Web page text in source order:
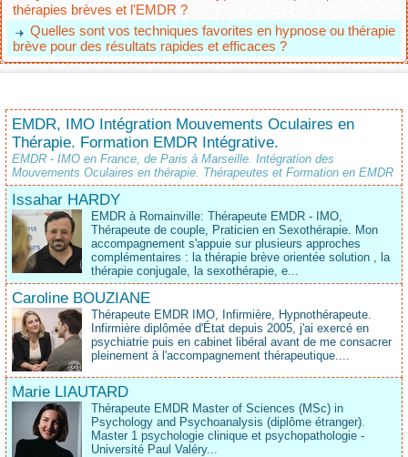
thérapies brèves et l'EMDR ?
Quelles sont vos techniques favorites en hypnose ou thérapie
brève pour des résultats rapides et efficaces ?
EMDR, IMO Intégration Mouvements Oculaires en
Thérapie. Formation EMDR Intégrative.
EMDR - IMO en France, de Paris à Marseille. Intégration des
Mouvements Oculaires en thérapie. Thérapeutes et Formation en EMDR
Issahar HARDY
EMDR à Romainville: Thérapeute EMDR - IMO,
Thérapeute de couple, Praticien en Sexothérapie. Mon
accompagnement s'appuie sur plusieurs approches
complémentaires : la thérapie brève orientée solution , la
thérapie conjugale, la sexothérapie, e...
Caroline BOUZIANE
Thérapeute EMDR IMO, Infirmière, Hypnothérapeute.
Infirmière diplômée d'État depuis 2005, j'ai exercé en
psychiatrie puis en cabinet libéral avant de me consacrer
pleinement à l'accompagnement thérapeutique....
Marie LIAUTARD
Thérapeute EMDR Master of Sciences (MSc) in
Psychology and Psychoanalysis (diplôme étranger).
Master 1 psychologie clinique et psychopathologie -
Université Paul Valéry...